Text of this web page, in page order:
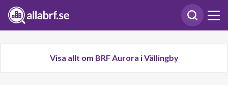
Visa allt om BRF Aurora i Vällingby